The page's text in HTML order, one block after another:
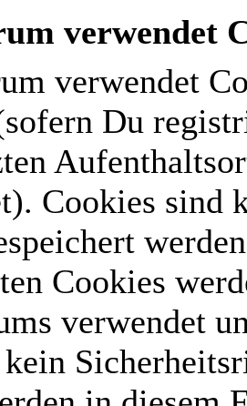
verwendet
verwendet
Du
Cookies sind
Cookies
verwendet